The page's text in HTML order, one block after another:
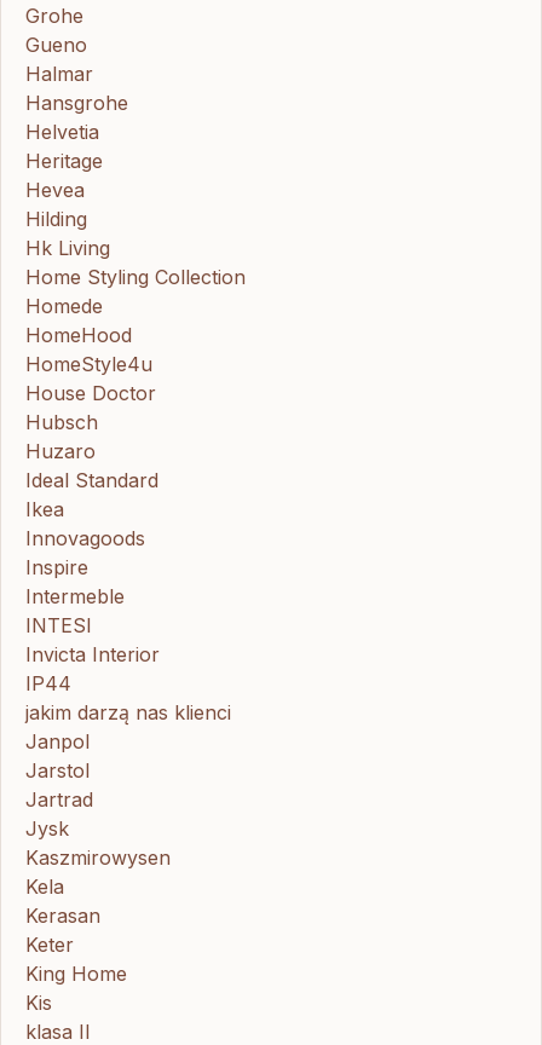
Grohe
Gueno
Halmar
Hansgrohe
Helvetia
Heritage
Hevea
Hilding
Hk Living
Home Styling Collection
Homede
HomeHood
HomeStyle4u
House Doctor
Hubsch
Huzaro
Ideal Standard
Ikea
Innovagoods
Inspire
Intermeble
INTESI
Invicta Interior
IP44
jakim darzą nas klienci
Janpol
Jarstol
Jartrad
Jysk
Kaszmirowysen
Kela
Kerasan
Keter
King Home
Kis
klasa II